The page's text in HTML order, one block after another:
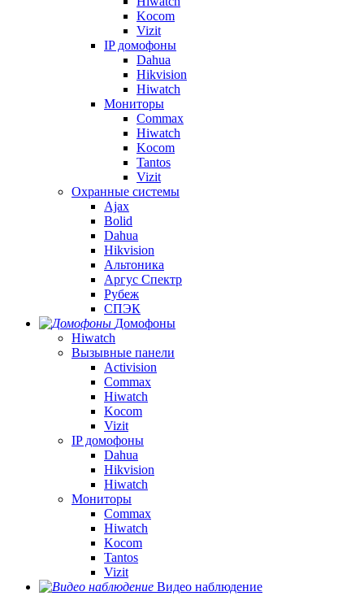
Kocom
Vizit
IP домофоны
Dahua
Hikvision
Hiwatch
Мониторы
Commax
Hiwatch
Kocom
Tantos
Vizit
Охранные системы
Ajax
Bolid
Dahua
Hikvision
Альтоника
Аргус Спектр
Рубеж
СПЭК
Домофоны
Hiwatch
Вызывные панели
Activision
Commax
Hiwatch
Kocom
Vizit
IP домофоны
Dahua
Hikvision
Hiwatch
Мониторы
Commax
Hiwatch
Kocom
Tantos
Vizit
Видео наблюдение